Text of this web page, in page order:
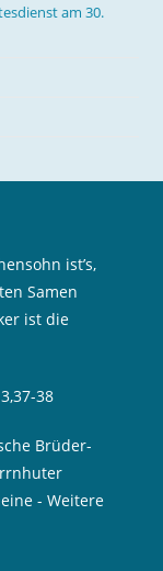
am 30.
ist’s,
Samen
ist die
38
Brüder-
- Weitere